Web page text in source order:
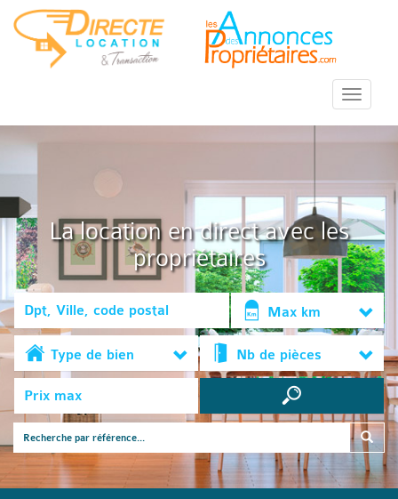
::Menu::
La location en direct avec les
propriétaires
Max km
Type de bien Nb de pièces